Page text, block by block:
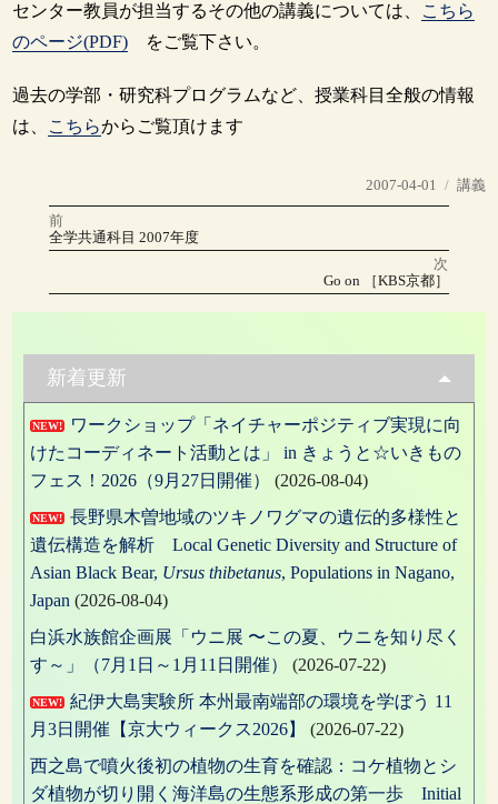
センター教員が担当するその他の講義については、 こちら
のページ(PDF) をご覧下さい。
過去の学部・研究科プログラムなど、授業科目全般の情報
は、 こちらからご覧頂けます
投
稿
2007-04-01
カ
講義
投
ナ
ゲ
ー
シ
ョ
ン
前
前
の
全学共通科目 2007年度
次
の
Go on ［KBS京都］
新着更新
NEW!
ワークショップ「ネイチャーポジティブ実現に向
けたコーディネート活動とは」 in きょうと☆いきもの
フェス！2026（9月27日開催）
(2026-08-04)
NEW!
長野県木曽地域のツキノワグマの遺伝的多様性と
遺伝構造を解析 Local Genetic Diversity and Structure of
Asian Black Bear, Ursus thibetanus, Populations in Nagano,
Japan (2026-08-04)
白浜水族館企画展「ウニ展 〜この夏、ウニを知り尽く
す～」（7月1日～1月11日開催）
(2026-07-22)
NEW!
紀伊大島実験所 本州最南端部の環境を学ぼう 11
月3日開催【京大ウィークス2026】
(2026-07-22)
西之島で噴火後初の植物の生育を確認：コケ植物とシ
ダ植物が切り開く海洋島の生態系形成の第一歩 Initial